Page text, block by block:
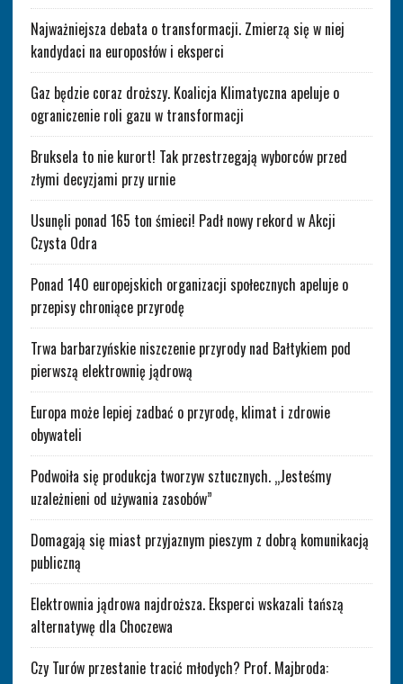
Najważniejsza debata o transformacji. Zmierzą się w niej
kandydaci na europosłów i eksperci
Gaz będzie coraz droższy. Koalicja Klimatyczna apeluje o
ograniczenie roli gazu w transformacji
Bruksela to nie kurort! Tak przestrzegają wyborców przed
złymi decyzjami przy urnie
Usunęli ponad 165 ton śmieci! Padł nowy rekord w Akcji
Czysta Odra
Ponad 140 europejskich organizacji społecznych apeluje o
przepisy chroniące przyrodę
Trwa barbarzyńskie niszczenie przyrody nad Bałtykiem pod
pierwszą elektrownię jądrową
Europa może lepiej zadbać o przyrodę, klimat i zdrowie
obywateli
Podwoiła się produkcja tworzyw sztucznych. „Jesteśmy
uzależnieni od używania zasobów”
Domagają się miast przyjaznym pieszym z dobrą komunikacją
publiczną
Elektrownia jądrowa najdroższa. Eksperci wskazali tańszą
alternatywę dla Choczewa
Czy Turów przestanie tracić młodych? Prof. Majbroda: